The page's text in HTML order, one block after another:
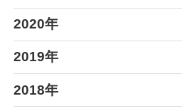
2020年
2019年
2018年